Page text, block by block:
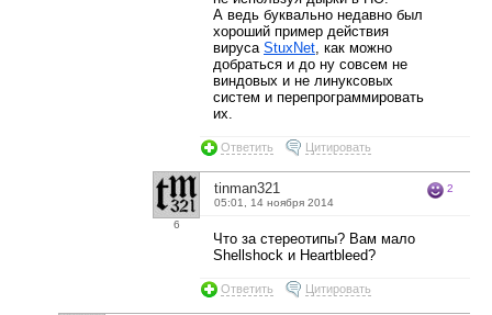
А ведь буквально недавно был
хороший пример действия
вируса StuxNet, как можно
добраться и до ну совсем не
виндовых и не линуксовых
систем и перепрограммировать
их.
Ответить Цитировать
6
tinman321
05:01, 14 ноября 2014
2
Что за стереотипы? Вам мало
Shellshock и Heartbleed?
Ответить Цитировать